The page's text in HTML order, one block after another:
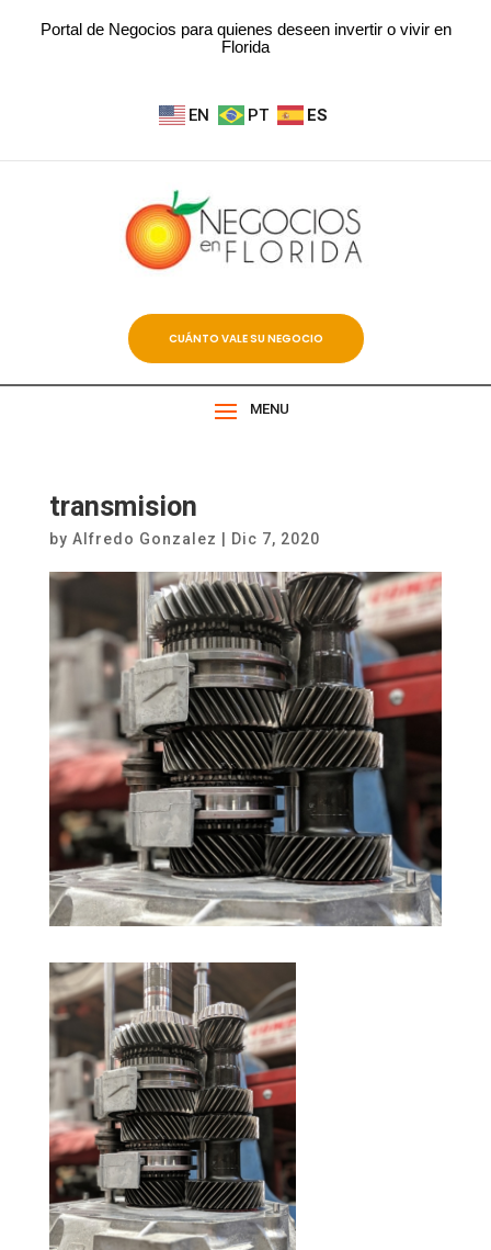
Portal de Negocios para quienes deseen invertir o vivir en
Florida
EN PT ES
CUÁNTO VALE SU NEGOCIO
MENU
transmision
by Alfredo Gonzalez Dic 7, 2020